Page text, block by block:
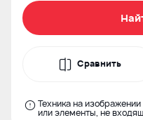
Сравнить
Техника на
или элементы, не